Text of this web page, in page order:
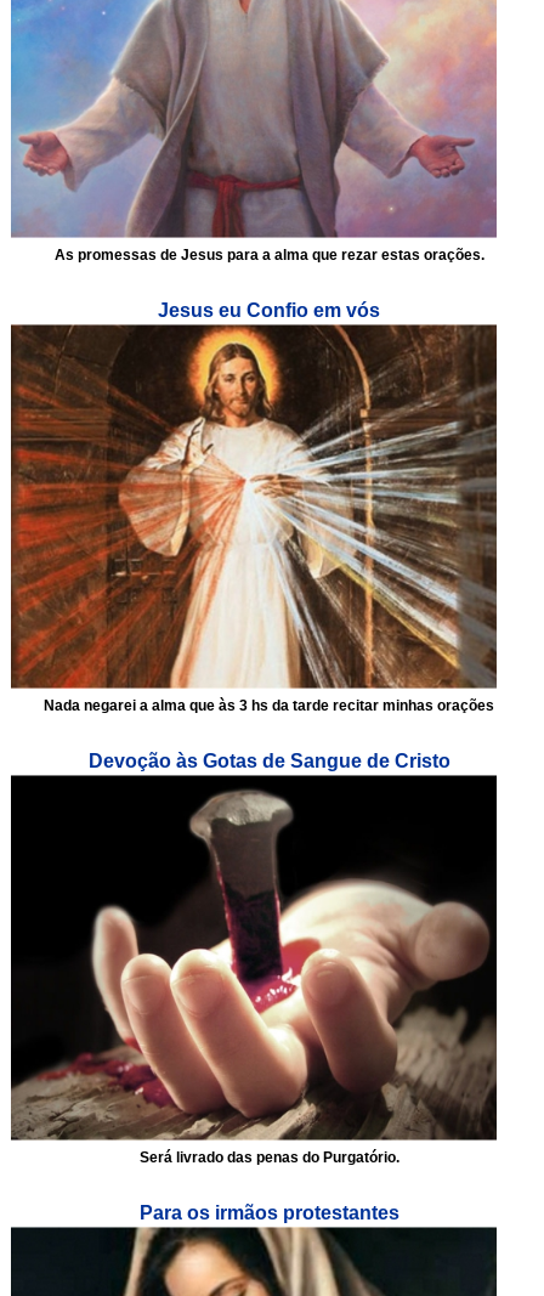
As promessas de Jesus para a alma que rezar estas orações.
Jesus eu Confio em vós
Nada negarei a alma que às 3 hs da tarde recitar minhas orações
Devoção às Gotas de Sangue de Cristo
Será livrado das penas do Purgatório.
Para os irmãos protestantes